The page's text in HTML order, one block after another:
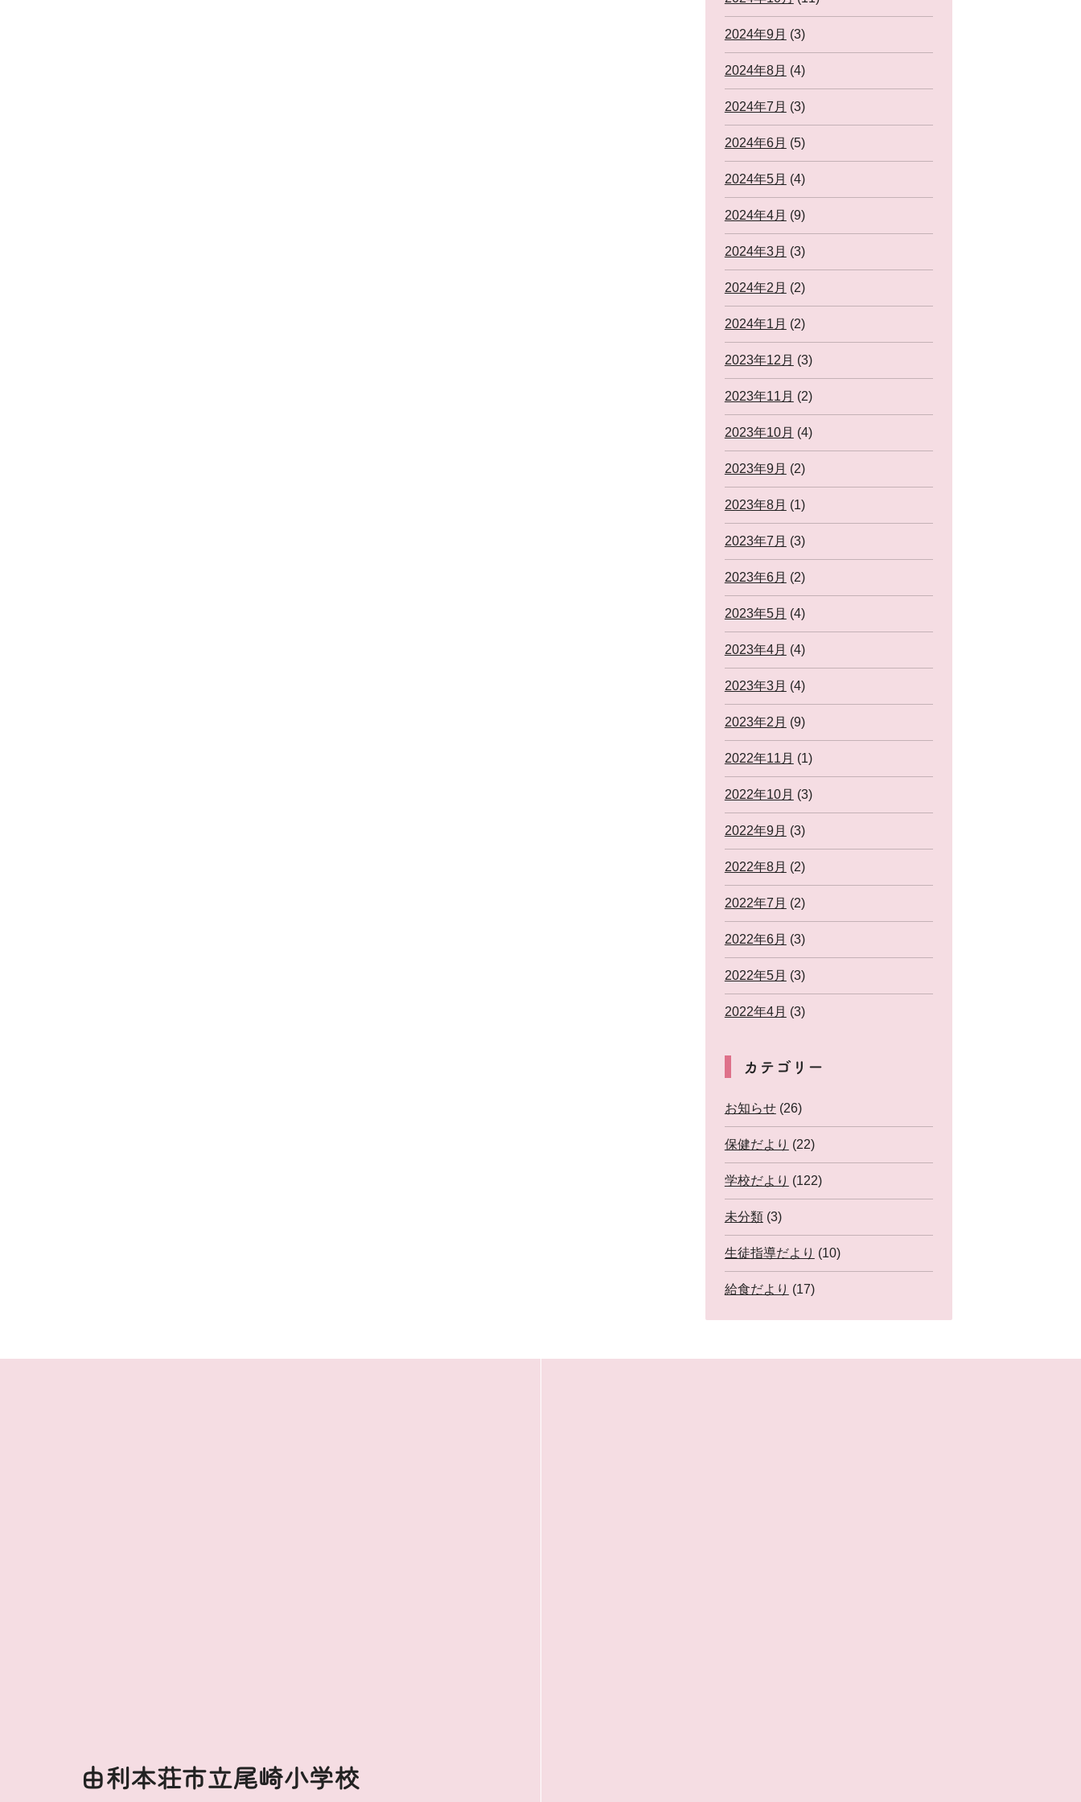
2024年9月 (3)
2024年8月 (4)
2024年7月 (3)
2024年6月 (5)
2024年5月 (4)
2024年4月 (9)
2024年3月 (3)
2024年2月 (2)
2024年1月 (2)
2023年12月 (3)
2023年11月 (2)
2023年10月 (4)
2023年9月 (2)
2023年8月 (1)
2023年7月 (3)
2023年6月 (2)
2023年5月 (4)
2023年4月 (4)
2023年3月 (4)
2023年2月 (9)
2022年11月 (1)
2022年10月 (3)
2022年9月 (3)
2022年8月 (2)
2022年7月 (2)
2022年6月 (3)
2022年5月 (3)
2022年4月 (3)
カテゴリー
お知らせ(26)
保健だより (22)
学校だより (122)
未分類(3)
生徒指導だより (10)
給食だより (17)
由利本荘市立尾崎小学校